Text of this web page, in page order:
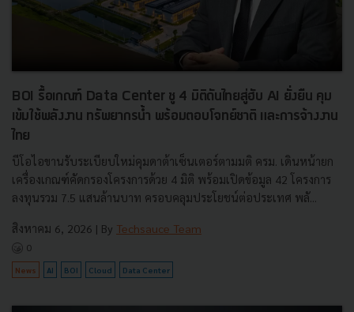
BOI รื้อเกณฑ์ Data Center ชู 4 มิติดันไทยสู่ฮับ AI ยั่งยืน คุม
เข้มใช้พลังงาน ทรัพยากรน้ำ พร้อมตอบโจทย์ชาติ และการจ้างงาน
ไทย
บีโอไอขานรับระเบียบใหม่คุมดาต้าเซ็นเตอร์ตามมติ ครม. เดินหน้ายก
เครื่องเกณฑ์คัดกรองโครงการด้วย 4 มิติ พร้อมเปิดข้อมูล 42 โครงการ
ลงทุนรวม 7.5 แสนล้านบาท ครอบคลุมประโยชน์ต่อประเทศ พลั...
สิงหาคม 6, 2026 | By Techsauce Team
0
News AI BOI Cloud Data Center